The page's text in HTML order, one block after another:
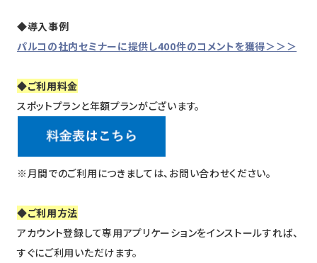
◆導入事例
パルコの社内セミナーに提供し400件のコメントを獲得＞＞＞
◆ご利用料金
スポットプランと年額プランがございます。
※月間でのご利用につきましては、お問い合わせください。
◆ご利用方法
アカウント登録して専用アプリケーションをインストールすれば、
すぐにご利用いただけます。